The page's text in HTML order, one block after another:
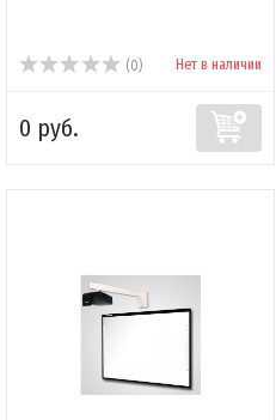
(0) Нет в наличии
0 руб.